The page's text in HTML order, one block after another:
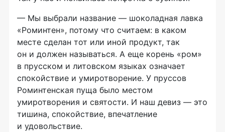
— Мы выбрали название — шоколадная лавка
«Роминтен», потому что считаем: в каком
месте сделан тот или иной продукт, так
он и должен называться. А еще корень «ром»
в прусском и литовском языках означает
спокойствие и умиротворение. У пруссов
Роминтенская пуща было местом
умиротворения и святости. И наш девиз — это
тишина, спокойствие, впечатление
и удовольствие.